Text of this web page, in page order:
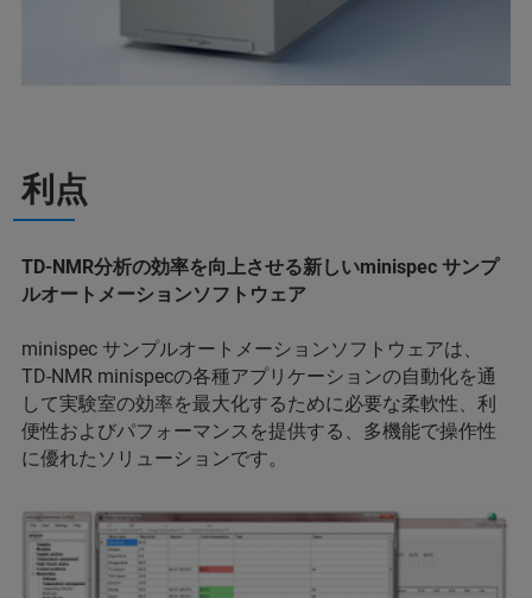
利点
TD-NMR分析の効率を向上させる新しいminispec サンプ
ルオートメーションソフトウェア
minispec サンプルオートメーションソフトウェアは、
TD-NMR minispecの各種アプリケーションの自動化を通
して実験室の効率を最大化するために必要な柔軟性、利
便性およびパフォーマンスを提供する、多機能で操作性
に優れたソリューションです。